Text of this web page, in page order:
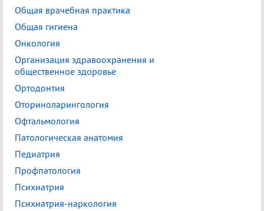
Общая врачебная практика
Общая гигиена
Онкология
Организация здравоохранения и
общественное здоровье
Ортодонтия
Оториноларингология
Офтальмология
Патологическая анатомия
Педиатрия
Профпатология
Психиатрия
Психиатрия-наркология